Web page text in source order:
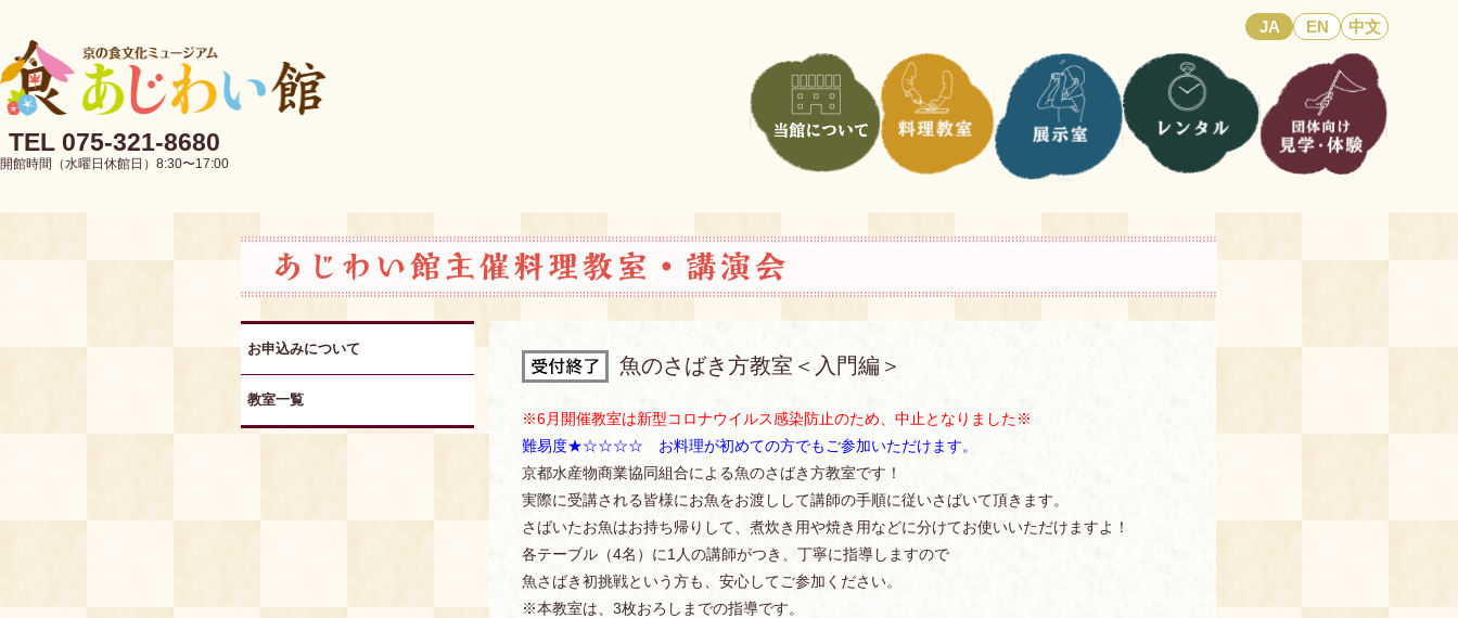
JA EN 中文
TEL 075-321-8680
開館時間（水曜日休館日）8:30〜17:00
お申込みについて
教室一覧
魚のさばき方教室＜入門編＞
※6月開催教室は新型コロナウイルス感染防止のため、中止となりました※
難易度★☆☆☆☆ お料理が初めての方でもご参加いただけます。
京都水産物商業協同組合による魚のさばき方教室です！
実際に受講される皆様にお魚をお渡しして講師の手順に従いさばいて頂きます。
さばいたお魚はお持ち帰りして、煮炊き用や焼き用などに分けてお使いいただけますよ！
各テーブル（4名）に1人の講師がつき、丁寧に指導しますので
魚さばき初挑戦という方も、安心してご参加ください。
※本教室は、3枚おろしまでの指導です。